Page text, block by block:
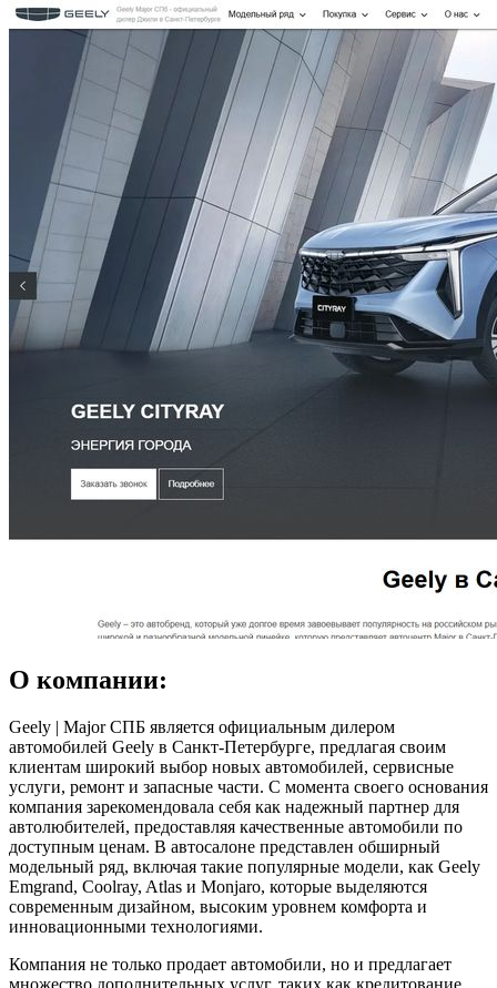
О компании:
Geely | Major СПБ является официальным дилером
автомобилей Geely в Санкт-Петербурге, предлагая своим
клиентам широкий выбор новых автомобилей, сервисные
услуги, ремонт и запасные части. С момента своего основания
компания зарекомендовала себя как надежный партнер для
автолюбителей, предоставляя качественные автомобили по
доступным ценам. В автосалоне представлен обширный
модельный ряд, включая такие популярные модели, как Geely
Emgrand, Coolray, Atlas и Monjaro, которые выделяются
современным дизайном, высоким уровнем комфорта и
инновационными технологиями.
Компания не только продает автомобили, но и предлагает
множество дополнительных услуг, таких как кредитование,